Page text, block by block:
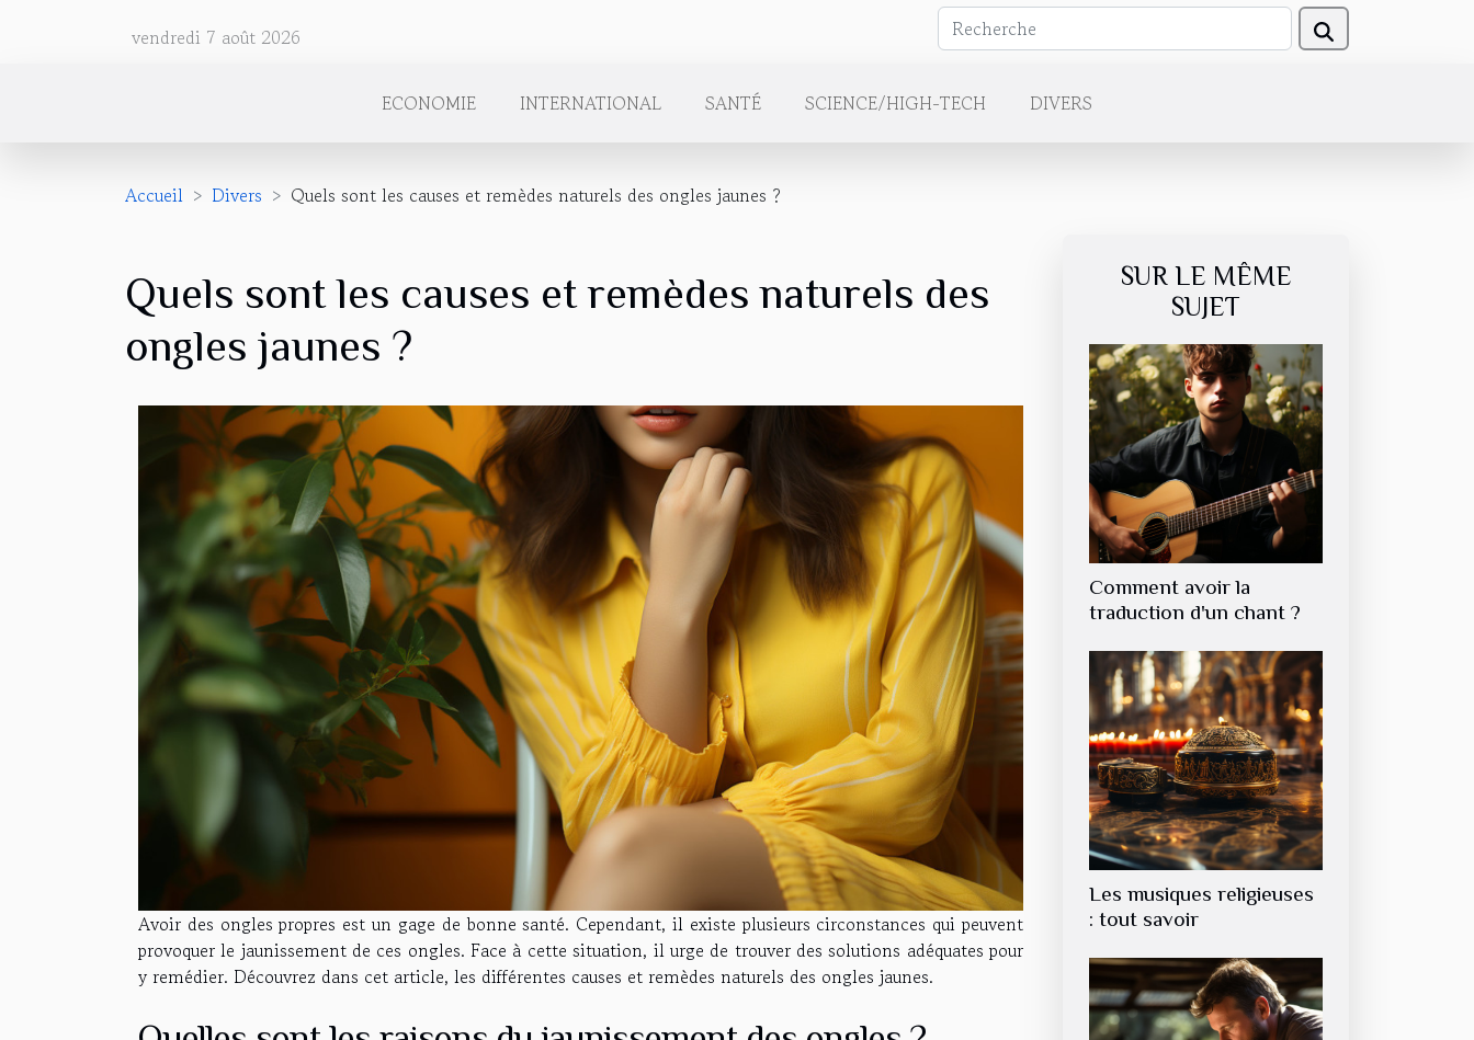
vendredi 7 août 2026
ECONOMIE INTERNATIONAL SANTÉ SCIENCE/HIGH-TECH DIVERS
Accueil Divers Quels sont les causes et remèdes naturels des ongles jaunes ?
Quels sont les causes et remèdes naturels des
ongles jaunes ?
Avoir des ongles propres est un gage de bonne santé. Cependant, il existe plusieurs circonstances qui peuvent
provoquer le jaunissement de ces ongles. Face à cette situation, il urge de trouver des solutions adéquates pour
y remédier. Découvrez dans cet article, les différentes causes et remèdes naturels des ongles jaunes.
SUR LE MÊME
SUJET
Comment avoir la
traduction d'un chant ?
Les musiques religieuses
: tout savoir